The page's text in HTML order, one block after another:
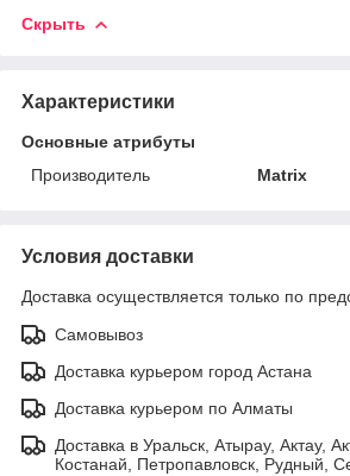
Скрыть
Характеристики
Основные атрибуты
Производитель
Matrix
Условия доставки
Доставка осуществляется только по
Самовывоз
Доставка курьером город Астана
Доставка курьером по Алматы
Доставка в Уральск, Атырау, Актау,
Костанай, Петропавловск, Рудный,